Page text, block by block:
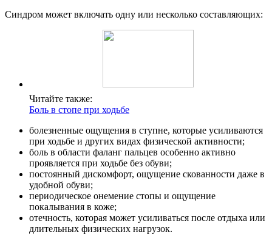
Синдром может включать одну или несколько составляющих:
Читайте также:
Боль в стопе при ходьбе
болезненные ощущения в ступне, которые усиливаются
при ходьбе и других видах физической активности;
боль в области фаланг пальцев особенно активно
проявляется при ходьбе без обуви;
постоянный дискомфорт, ощущение скованности даже в
удобной обуви;
периодическое онемение стопы и ощущение
покалывания в коже;
отечность, которая может усиливаться после отдыха или
длительных физических нагрузок.